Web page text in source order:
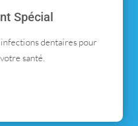
Spécial
dentaires pour
santé.